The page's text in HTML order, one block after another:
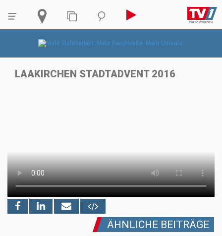
LAAKIRCHEN STADTADVENT 2016
ÄHNLICHE BEITRÄGE